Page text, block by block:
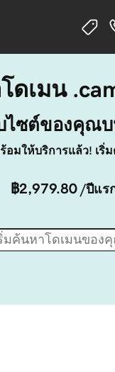
ดเมน
ไซต์ของคุณบ
อมให้บริการแล้ว! เริ่
฿2,979.80 /ปีแร